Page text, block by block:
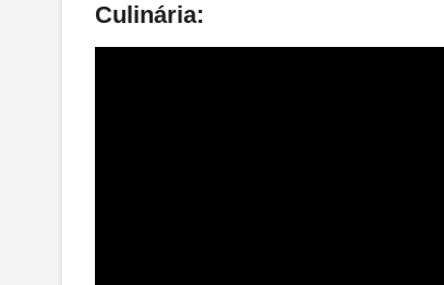
Culinária: